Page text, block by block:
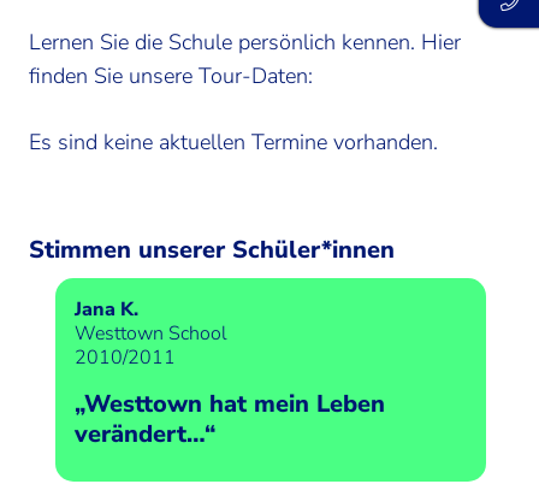
Lernen Sie die Schule persönlich kennen. Hier
finden Sie unsere Tour-Daten:
Es sind keine aktuellen Termine vorhanden.
Stimmen unserer Schüler*innen
Jana K.
Westtown School
2010/2011
„Westtown hat mein Leben
verändert…“